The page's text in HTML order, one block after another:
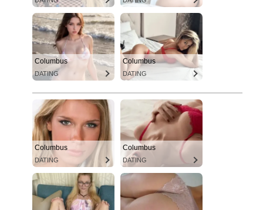
Columbus
DATING
Columbus
DATING
Columbus
DATING
Columbus
DATING